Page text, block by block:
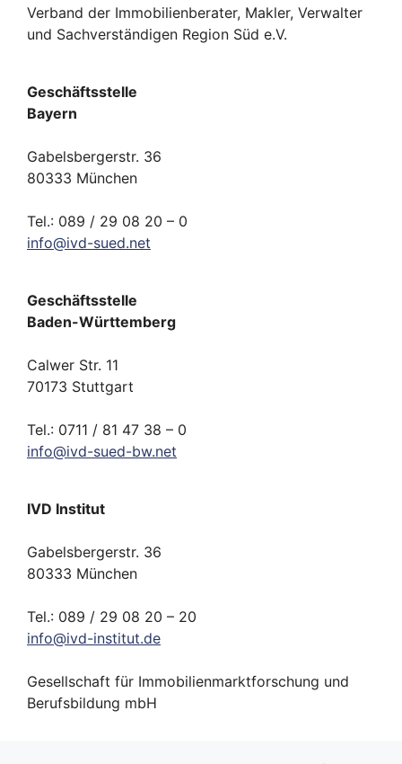
Verband der Immobilienberater, Makler, Verwalter
und Sachverständigen Region Süd e.V.
Geschäftsstelle
Bayern
Gabelsbergerstr. 36
80333 München
Tel.: 089 / 29 08 20 – 0
info@ivd-sued.net
Geschäftsstelle
Baden-Württemberg
Calwer Str. 11
70173 Stuttgart
Tel.: 0711 / 81 47 38 – 0
info@ivd-sued-bw.net
IVD Institut
Gabelsbergerstr. 36
80333 München
Tel.: 089 / 29 08 20 – 20
info@ivd-institut.de
Gesellschaft für Immobilienmarktforschung und
Berufsbildung mbH